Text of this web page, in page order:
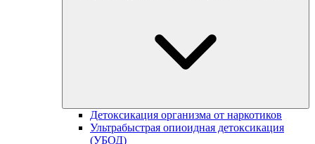
Детоксикация организма от наркотиков
Ультрабыстрая опиоидная детоксикация
(УБОД)